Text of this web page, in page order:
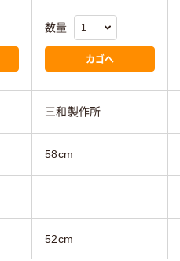
数量
カゴへ
三和製作所
58cm
52cm